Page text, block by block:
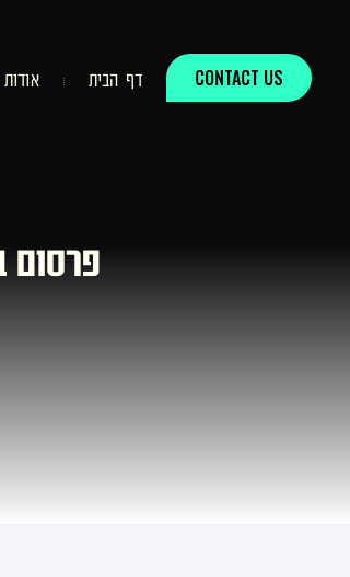
CONTACT US דף הבית אודות
פרסום בגוגל